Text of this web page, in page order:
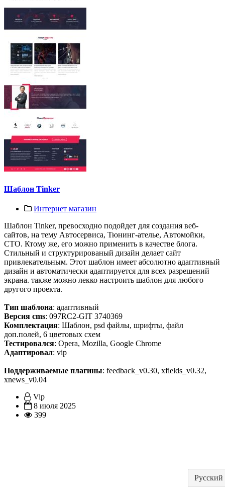
Русский
Шаблон Tinker
Интернет магазин
Шаблон Tinker, превосходно подойдет для создания веб-
сайтов, на тему Автосервиса, Тюнинг-ателье, Автомойки,
СТО. Ктому же, его можно применить в качестве блога.
Стильный и структурированый дизайн делает сайт
привлекательным. Этот шаблон имеет абсолютно адаптивный
дизайн и автоматически адаптируется для всех разрешений
экрана. также можно лекко настроить шаблон для любого
другого проекта.
Тип шаблона: адаптивный
Версия cms: 097RC2-GIT 3740369
Комплектация: Шаблон, psd файлы, шрифты, файл
доп.полей, 6 цветовых схем
Тестировался: Opera, Mozilla, Google Chrome
Адаптировал: vip
Поддерживаемые плагины: feedback_v0.30, xfields_v0.32,
xnews_v0.04
Vip
8 июля 2025
399